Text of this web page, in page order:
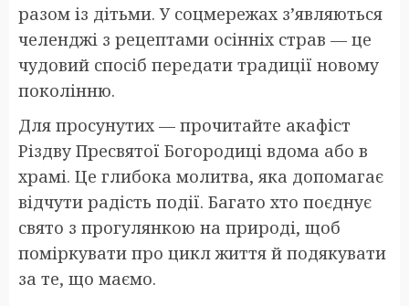
разом із дітьми. У соцмережах з’являються
челенджі з рецептами осінніх страв — це
чудовий спосіб передати традиції новому
поколінню.
Для просунутих — прочитайте акафіст
Різдву Пресвятої Богородиці вдома або в
храмі. Це глибока молитва, яка допомагає
відчути радість події. Багато хто поєднує
свято з прогулянкою на природі, щоб
поміркувати про цикл життя й подякувати
за те, що маємо.